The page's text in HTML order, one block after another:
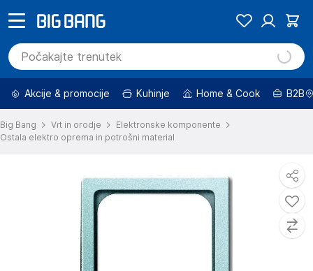
Akcije & promocije Kuhinje Home & Cook B2B
Big Bang Vrt in orodje
Elektronske komponente
Ostala elektro oprema in potrošni material